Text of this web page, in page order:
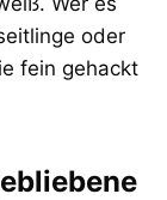
oder
fein gehackt